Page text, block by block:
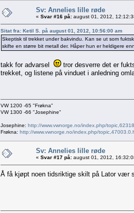
Sv: Annelies lille røde
« Svar #16 på: august 01, 2012,
Sitat fra: Ketil S. på august 01, 2012, 10:56:00 am
Skeptisk til trekket under bakvindu. Kan se ut som
skifte en større bit metall der. Håper hun er heldigere
takk for advarsel
tror desverre det er
trekket, og listene på vinduet i anledning
VW 1200 -65 "Frøkna"
VW 1300 -66 "Josephine"
Josephine: http://www.vwnorge.no/index.php/
Frøkna: http://www.vwnorge.no/index.php/
Sv: Annelies lille røde
« Svar #17 på: august 01, 2012,
Å få kjøpt noen tidsriktige skilt på Lator vær